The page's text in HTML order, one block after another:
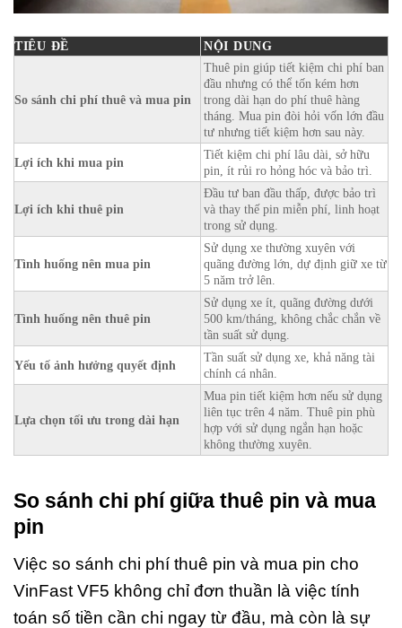
TIÊU ĐỀ NỘI DUNG
So sánh chi phí thuê và mua pin
Thuê pin giúp tiết kiệm chi phí ban
đầu nhưng có thể tốn kém hơn
trong dài hạn do phí thuê hàng
tháng. Mua pin đòi hỏi vốn lớn đầu
tư nhưng tiết kiệm hơn sau này.
Lợi ích khi mua pin
Tiết kiệm chi phí lâu dài, sở hữu
pin, ít rủi ro hỏng hóc và bảo trì.
Lợi ích khi thuê pin
Đầu tư ban đầu thấp, được bảo trì
và thay thế pin miễn phí, linh hoạt
trong sử dụng.
Tình huống nên mua pin
Sử dụng xe thường xuyên với
quãng đường lớn, dự định giữ xe từ
5 năm trở lên.
Tình huống nên thuê pin
Sử dụng xe ít, quãng đường dưới
500 km/tháng, không chắc chắn về
tần suất sử dụng.
Yếu tố ảnh hưởng quyết định
Tần suất sử dụng xe, khả năng tài
chính cá nhân.
Lựa chọn tối ưu trong dài hạn
Mua pin tiết kiệm hơn nếu sử dụng
liên tục trên 4 năm. Thuê pin phù
hợp với sử dụng ngắn hạn hoặc
không thường xuyên.
So sánh chi phí giữa thuê pin và mua
pin
Việc so sánh chi phí thuê pin và mua pin cho
VinFast VF5 không chỉ đơn thuần là việc tính
toán số tiền cần chi ngay từ đầu, mà còn là sự